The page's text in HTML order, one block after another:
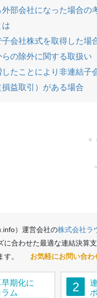
部会社になった場合の
は
会社株式を取得した場
の除外に関する取扱い
たことにより非連結子
益取引）がある場合
）運営会社の株式会社ラ
に合わせた最適な連結決算
。
お気軽にお問い合わ
期化に
ム
2